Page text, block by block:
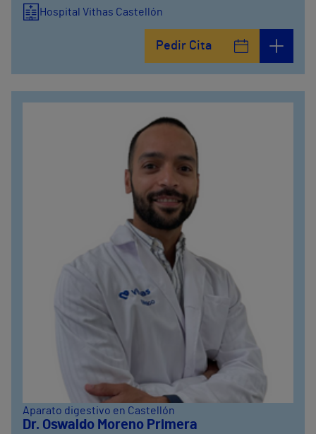
Hospital Vithas Castellón
Pedir Cita
Aparato digestivo en Castellón
Dr. Oswaldo Moreno Primera